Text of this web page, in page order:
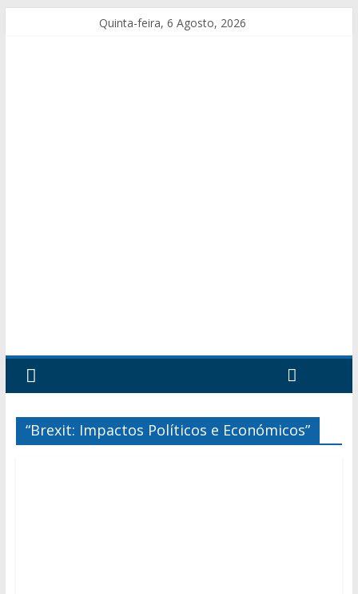
Quinta-feira, 6 Agosto, 2026
“Brexit: Impactos Políticos e Económicos”